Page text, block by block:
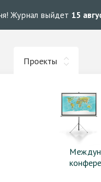
Журнал выйдет 15
Проекты